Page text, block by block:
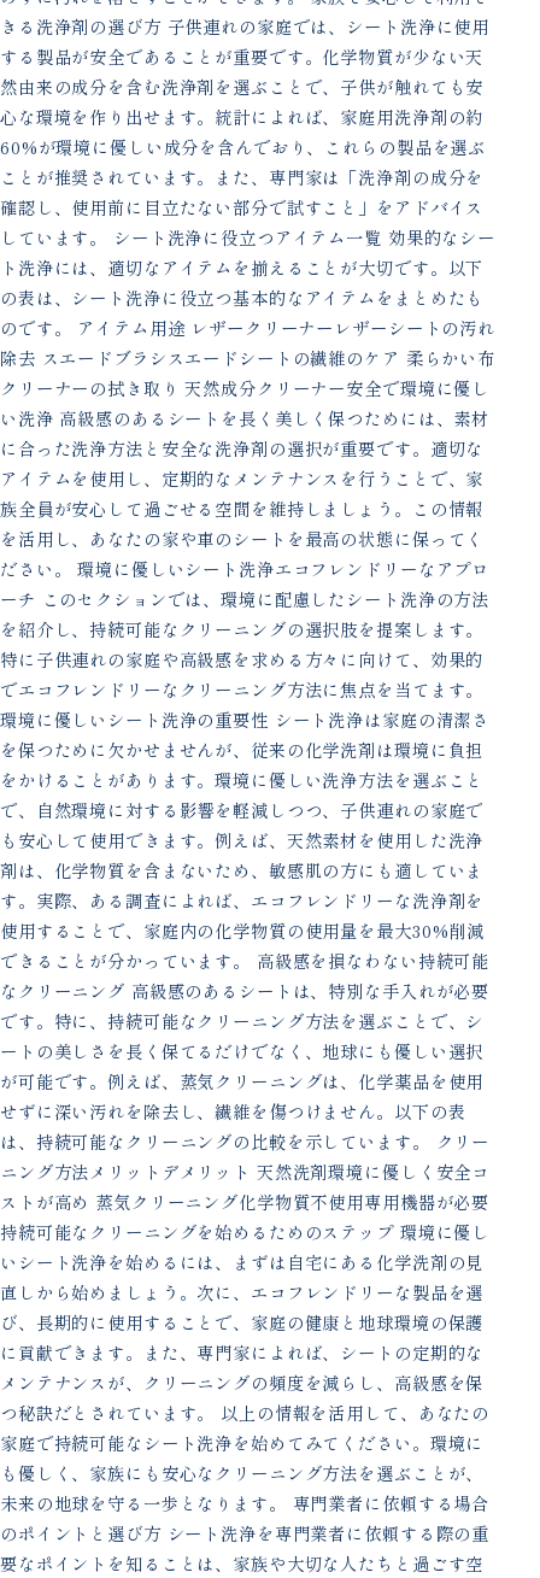
きる洗浄剤の選び方 子供連れの家庭では、シート洗浄に使用
する製品が安全であることが重要です。化学物質が少ない天
然由来の成分を含む洗浄剤を選ぶことで、子供が触れても安
心な環境を作り出せます。統計によれば、家庭用洗浄剤の約
60%が環境に優しい成分を含んでおり、これらの製品を選ぶ
ことが推奨されています。また、専門家は「洗浄剤の成分を
確認し、使用前に目立たない部分で試すこと」をアドバイス
しています。 シート洗浄に役立つアイテム一覧 効果的なシー
ト洗浄には、適切なアイテムを揃えることが大切です。以下
の表は、シート洗浄に役立つ基本的なアイテムをまとめたも
のです。 アイテム用途 レザークリーナーレザーシートの汚れ
除去 スエードブラシスエードシートの繊維のケア 柔らかい布
クリーナーの拭き取り 天然成分クリーナー安全で環境に優し
い洗浄 高級感のあるシートを長く美しく保つためには、素材
に合った洗浄方法と安全な洗浄剤の選択が重要です。適切な
アイテムを使用し、定期的なメンテナンスを行うことで、家
族全員が安心して過ごせる空間を維持しましょう。この情報
を活用し、あなたの家や車のシートを最高の状態に保ってく
ださい。 環境に優しいシート洗浄エコフレンドリーなアプロ
ーチ このセクションでは、環境に配慮したシート洗浄の方法
を紹介し、持続可能なクリーニングの選択肢を提案します。
特に子供連れの家庭や高級感を求める方々に向けて、効果的
でエコフレンドリーなクリーニング方法に焦点を当てます。
環境に優しいシート洗浄の重要性 シート洗浄は家庭の清潔さ
を保つために欠かせませんが、従来の化学洗剤は環境に負担
をかけることがあります。環境に優しい洗浄方法を選ぶこと
で、自然環境に対する影響を軽減しつつ、子供連れの家庭で
も安心して使用できます。例えば、天然素材を使用した洗浄
剤は、化学物質を含まないため、敏感肌の方にも適していま
す。実際、ある調査によれば、エコフレンドリーな洗浄剤を
使用することで、家庭内の化学物質の使用量を最大30%削減
できることが分かっています。 高級感を損なわない持続可能
なクリーニング 高級感のあるシートは、特別な手入れが必要
です。特に、持続可能なクリーニング方法を選ぶことで、シ
ートの美しさを長く保てるだけでなく、地球にも優しい選択
が可能です。例えば、蒸気クリーニングは、化学薬品を使用
せずに深い汚れを除去し、繊維を傷つけません。以下の表
は、持続可能なクリーニングの比較を示しています。 クリー
ニング方法メリットデメリット 天然洗剤環境に優しく安全コ
ストが高め 蒸気クリーニング化学物質不使用専用機器が必要
持続可能なクリーニングを始めるためのステップ 環境に優し
いシート洗浄を始めるには、まずは自宅にある化学洗剤の見
直しから始めましょう。次に、エコフレンドリーな製品を選
び、長期的に使用することで、家庭の健康と地球環境の保護
に貢献できます。また、専門家によれば、シートの定期的な
メンテナンスが、クリーニングの頻度を減らし、高級感を保
つ秘訣だとされています。 以上の情報を活用して、あなたの
家庭で持続可能なシート洗浄を始めてみてください。環境に
も優しく、家族にも安心なクリーニング方法を選ぶことが、
未来の地球を守る一歩となります。 専門業者に依頼する場合
のポイントと選び方 シート洗浄を専門業者に依頼する際の重
要なポイントを知ることは、家族や大切な人たちと過ごす空